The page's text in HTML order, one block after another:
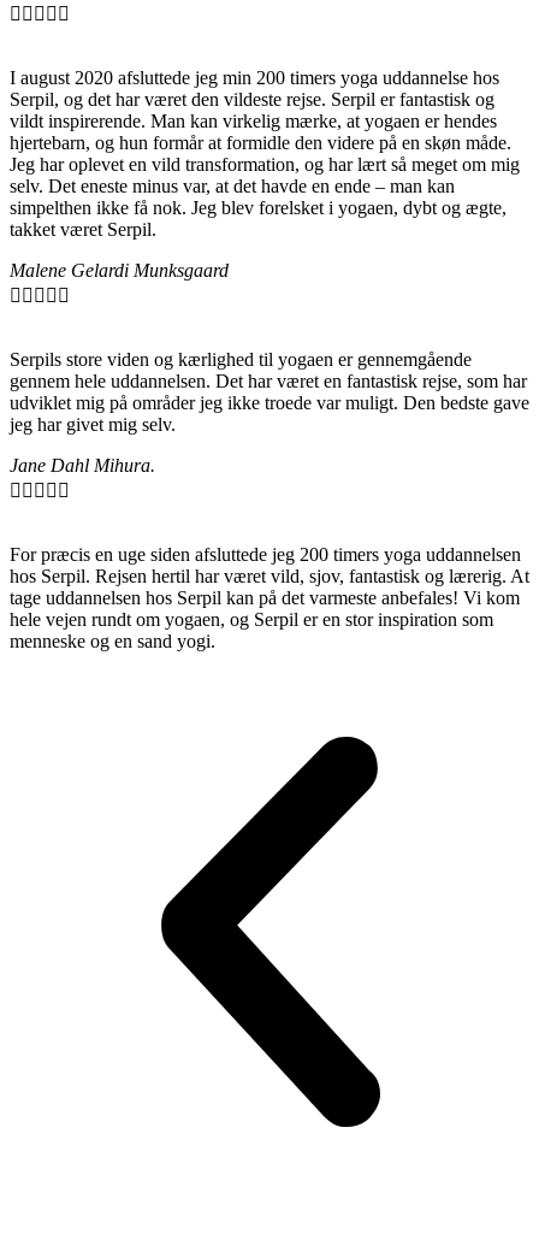
    
I august 2020 afsluttede jeg min 200 timers yoga uddannelse hos
Serpil, og det har været den vildeste rejse. Serpil er fantastisk og
vildt inspirerende. Man kan virkelig mærke, at yogaen er hendes
hjertebarn, og hun formår at formidle den videre på en skøn måde.
Jeg har oplevet en vild transformation, og har lært så meget om mig
selv. Det eneste minus var, at det havde en ende – man kan
simpelthen ikke få nok. Jeg blev forelsket i yogaen, dybt og ægte,
takket været Serpil.
Malene Gelardi Munksgaard
    
Serpils store viden og kærlighed til yogaen er gennemgående
gennem hele uddannelsen. Det har været en fantastisk rejse, som har
udviklet mig på områder jeg ikke troede var muligt. Den bedste gave
jeg har givet mig selv.
Jane Dahl Mihura.
    
For præcis en uge siden afsluttede jeg 200 timers yoga uddannelsen
hos Serpil. Rejsen hertil har været vild, sjov, fantastisk og lærerig. At
tage uddannelsen hos Serpil kan på det varmeste anbefales! Vi kom
hele vejen rundt om yogaen, og Serpil er en stor inspiration som
menneske og en sand yogi.